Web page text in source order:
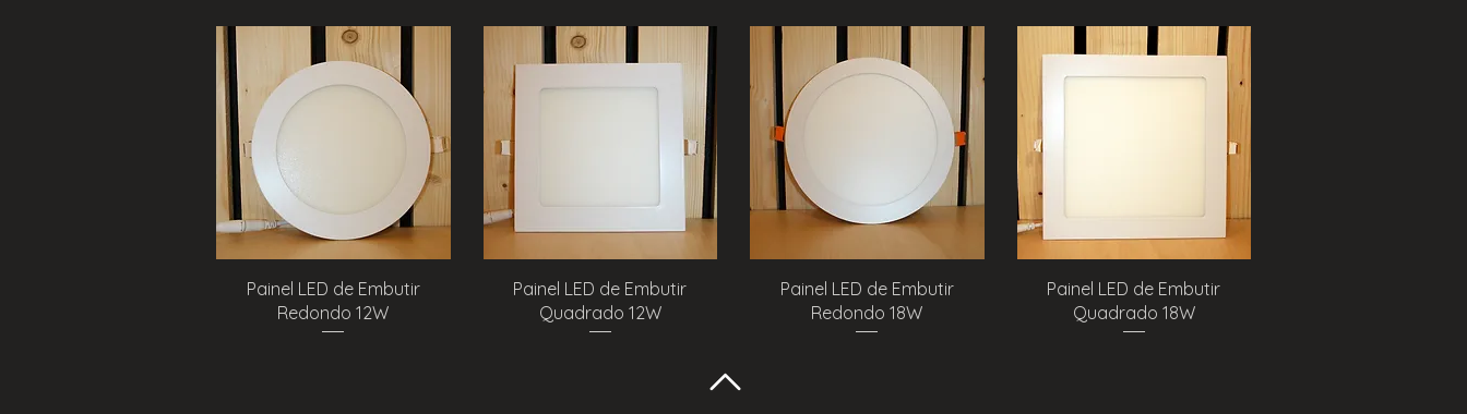
Visualização rápida
Painel LED de Embutir
Redondo 12W
Visualização rápida
Painel LED de Embutir
Quadrado 12W
Visualização rápida
Painel LED de Embutir
Redondo 18W
Visualização rápida
Painel LED de Embutir
Quadrado 18W